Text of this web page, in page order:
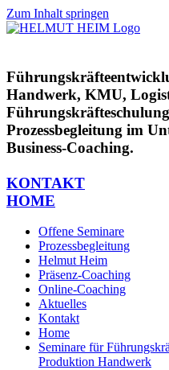
Zum Inhalt springen
Handwerk, KMU,
Prozessbegleitung im
Business-Coaching.
KONTAKT
HOME
Offene Seminare
Prozessbegleitung
Helmut Heim
Präsenz-Coaching
Online-Coaching
Aktuelles
Kontakt
Home
Seminare für
Produktion Handwerk